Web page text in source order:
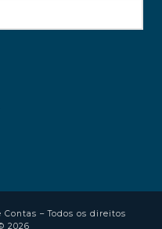
– Todos os direitos
2026